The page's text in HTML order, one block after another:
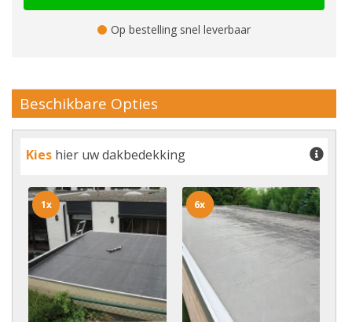
Op bestelling snel leverbaar
Beschikbare Opties
Kies hier uw dakbedekking
1x 6x